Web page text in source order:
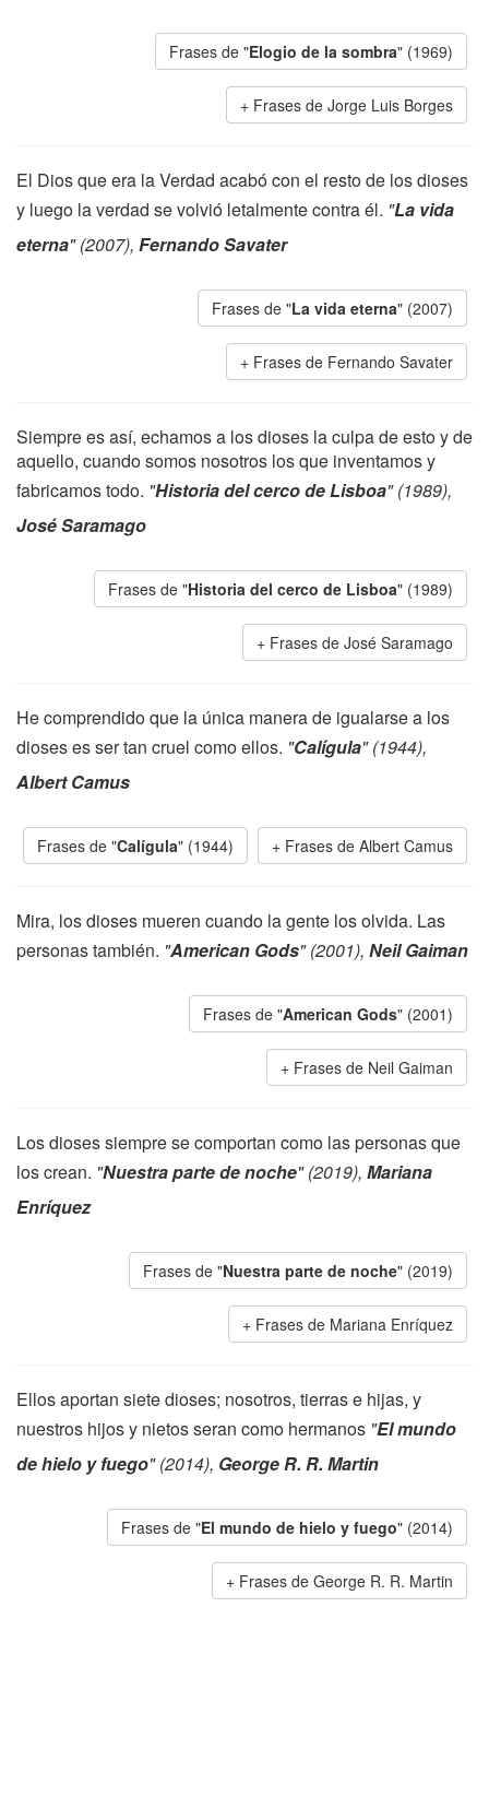
Frases de "Elogio de la sombra" (1969)
Frases de Jorge Luis Borges
El Dios que era la Verdad acabó con el resto de los dioses
y luego la verdad se volvió letalmente contra él. "La vida
eterna" (2007), Fernando Savater
Frases de "La vida eterna" (2007)
Frases de Fernando Savater
Siempre es así, echamos a los dioses la culpa de esto y de
aquello, cuando somos nosotros los que inventamos y
fabricamos todo. "Historia del cerco de Lisboa" (1989),
José Saramago
Frases de "Historia del cerco de Lisboa" (1989)
Frases de José Saramago
He comprendido que la única manera de igualarse a los
dioses es ser tan cruel como ellos. "Calígula" (1944),
Albert Camus
Frases de "Calígula" (1944) Frases de Albert Camus
Mira, los dioses mueren cuando la gente los olvida. Las
personas también. "American Gods" (2001), Neil Gaiman
Frases de "American Gods" (2001)
Frases de Neil Gaiman
Los dioses siempre se comportan como las personas que
los crean. "Nuestra parte de noche" (2019), Mariana
Enríquez
Frases de "Nuestra parte de noche" (2019)
Frases de Mariana Enríquez
Ellos aportan siete dioses; nosotros, tierras e hijas, y
nuestros hijos y nietos seran como hermanos "El mundo
de hielo y fuego" (2014), George R. R. Martin
Frases de "El mundo de hielo y fuego" (2014)
Frases de George R. R. Martin